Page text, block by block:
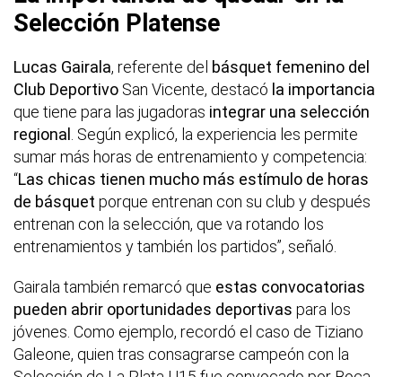
Selección Platense
Lucas Gairala, referente del básquet femenino del
Club Deportivo San Vicente, destacó la importancia
que tiene para las jugadoras integrar una selección
regional
. Según explicó, la experiencia les permite
sumar más horas de entrenamiento y competencia:
“Las chicas tienen mucho más estímulo de horas
de básquet porque entrenan con su club y después
entrenan con la selección, que va rotando los
entrenamientos y también los partidos”, señaló.
Gairala también remarcó que estas convocatorias
pueden abrir oportunidades deportivas para los
jóvenes. Como ejemplo, recordó el caso de Tiziano
Galeone, quien tras consagrarse campeón con la